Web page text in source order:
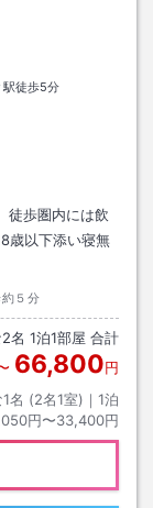
駅徒歩5分
徒歩圏内には飲
歳以下添い寝無
５分
2名 1泊1部屋 合計
66,800円
名 (2名1室)｜ 1泊
円〜33,400円